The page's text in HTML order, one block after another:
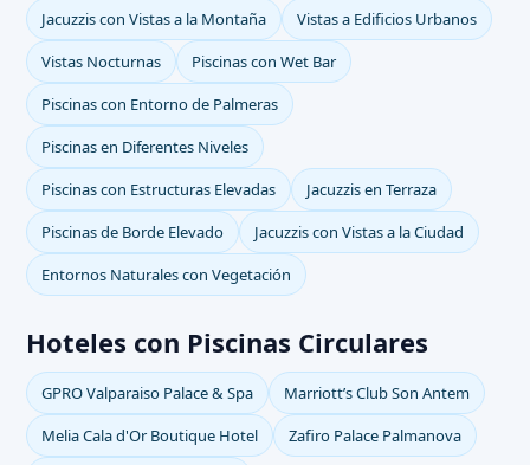
Jacuzzis con Vistas a la Montaña
Vistas a Edificios Urbanos
Vistas Nocturnas
Piscinas con Wet Bar
Piscinas con Entorno de Palmeras
Piscinas en Diferentes Niveles
Piscinas con Estructuras Elevadas
Jacuzzis en Terraza
Piscinas de Borde Elevado
Jacuzzis con Vistas a la Ciudad
Entornos Naturales con Vegetación
Hoteles con Piscinas Circulares
GPRO Valparaiso Palace & Spa
Marriott’s Club Son Antem
Melia Cala d'Or Boutique Hotel
Zafiro Palace Palmanova